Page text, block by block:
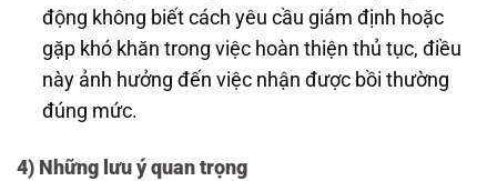
động không biết cách yêu cầu giám định hoặc
gặp khó khăn trong việc hoàn thiện thủ tục, điều
này ảnh hưởng đến việc nhận được bồi thường
đúng mức.
4) Những lưu ý quan trọng